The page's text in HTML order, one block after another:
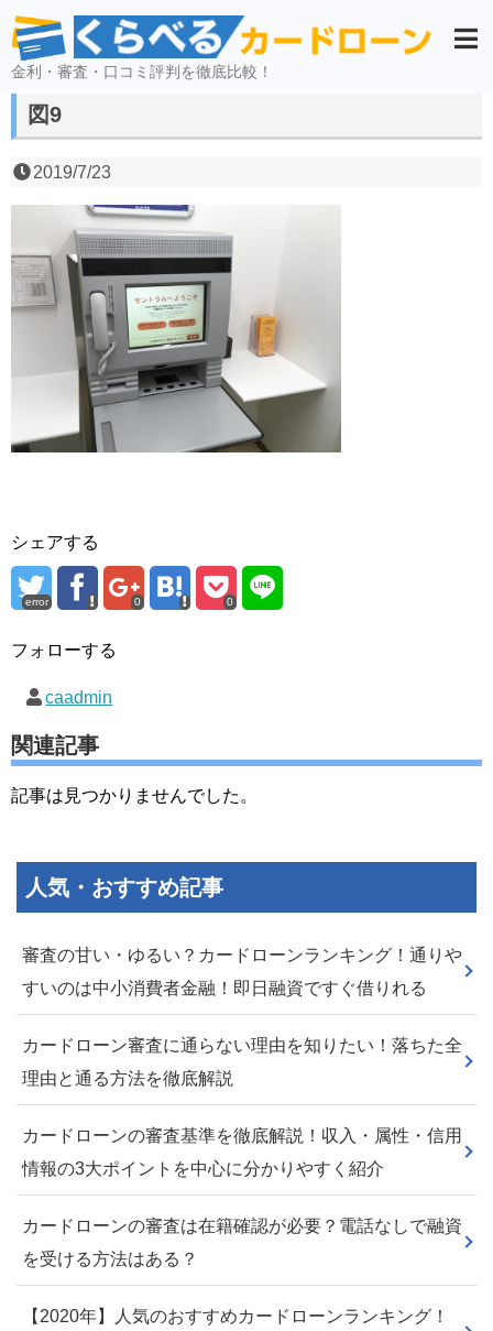
金利・審査・口コミ評判を徹底比較！
図9
2019/7/23
シェアする
error 0 0
フォローする
caadmin
関連記事
記事は見つかりませんでした。
人気・おすすめ記事
審査の甘い・ゆるい？カードローンランキング！通りや
すいのは中小消費者金融！即日融資ですぐ借りれる
カードローン審査に通らない理由を知りたい！落ちた全
理由と通る方法を徹底解説
カードローンの審査基準を徹底解説！収入・属性・信用
情報の3大ポイントを中心に分かりやすく紹介
カードローンの審査は在籍確認が必要？電話なしで融資
を受ける方法はある？
【2020年】人気のおすすめカードローンランキング！